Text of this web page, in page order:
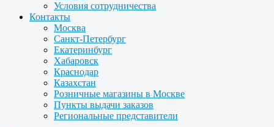
Условия сотрудничества
Контакты
Москва
Санкт-Петербург
Екатеринбург
Хабаровск
Краснодар
Казахстан
Розничные магазины в Москве
Пункты выдачи заказов
Региональные представители